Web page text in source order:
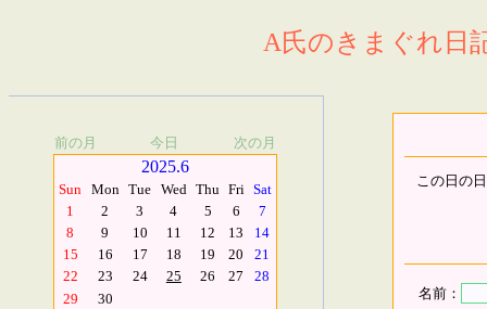
A氏のきまぐれ日
前の月 今日 次の月
2025.6
Sun Mon Tue Wed Thu Fri Sat
1
2 3 4 5 6
7
8
9 10 11 12 13
14
15
16 17 18 19 20
21
22
23 24 25 26 27
28
29
30
この日の
名前：